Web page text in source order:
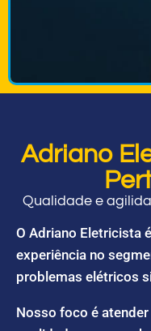
Adriano
Qualidade e
O Adriano Eletricista
experiência no
problemas elétricos
Nosso foco é